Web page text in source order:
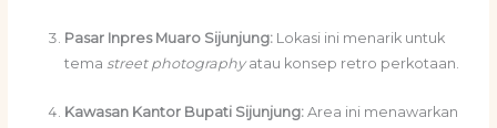
Pasar Inpres Muaro Sijunjung:Lokasi ini menarik untuk
tema street photographyatau konsep retro perkotaan.
Kawasan Kantor Bupati Sijunjung:Area ini menawarkan